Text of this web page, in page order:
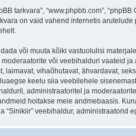
tarkvara”, “www.phpbb.com”,
on vaid vahend internetis
või muuta kõiki vastuolulisi
või veebihalduri vaateid
laimavat, vihaõhutavat, ähvardavat,
keelu siia veebilehele
administraatoritel ja
hoitakse meie andmebaasis.
veebihaldur, administraatorid